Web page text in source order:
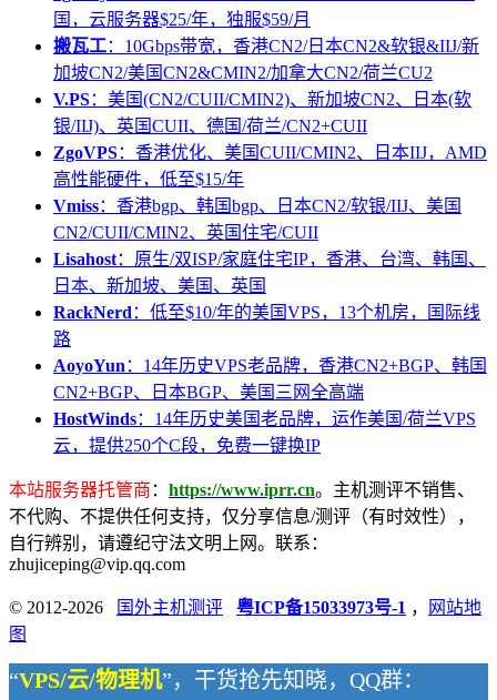
国，云服务器$25/年，独服$59/月
搬瓦工：10Gbps带宽，香港CN2/日本CN2&软银&IIJ/新
加坡CN2/美国CN2&CMIN2/加拿大CN2/荷兰CU2
V.PS：美国(CN2/CUII/CMIN2)、新加坡CN2、日本(软
银/IIJ)、英国CUII、德国/荷兰/CN2+CUII
ZgoVPS：香港优化、美国CUII/CMIN2、日本IIJ，AMD
高性能硬件，低至$15/年
Vmiss：香港bgp、韩国bgp、日本CN2/软银/IIJ、美国
CN2/CUII/CMIN2、英国住宅/CUII
Lisahost：原生/双ISP/家庭住宅IP，香港、台湾、韩国、
日本、新加坡、美国、英国
RackNerd ：低至$10/年的美国VPS，13个机房，国际线
路
AoyoYun ：14年历史VPS老品牌，香港CN2+BGP、韩国
CN2+BGP、日本BGP、美国三网全高端
HostWinds：14年历史美国老品牌，运作美国/荷兰VPS
云，提供250个C段，免费一键换IP
本站服务器托管商 ： https://www.iprr.cn。主机测评不销售、
不代购、不提供任何支持，仅分享信息/测评（有时效性），
自行辨别，请遵纪守法文明上网。联系：
zhujiceping@vip.qq.com
© 2012-2026 国外主机测评 粤ICP备15033973号-1 ，
网站地
图
“VPS/云/物理机”，干货抢先知晓，QQ群：